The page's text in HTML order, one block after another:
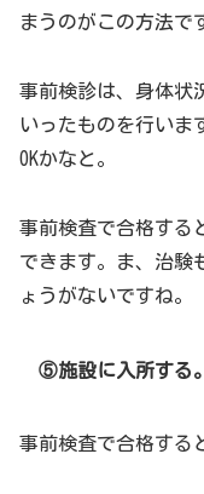
まうのがこの方法で
事前検診は、身体状
いったものを行いま
OKかなと。
事前検査で合格する
できます。ま、治験
ょうがないですね。
⑤施設に入所する。
事前検査で合格する